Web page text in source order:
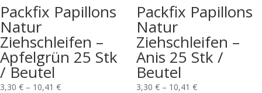
Packfix Papillons
Natur
Ziehschleifen –
Apfelgrün 25 Stk
/ Beutel
3,30 € – 10,41 €
Packfix Papillons
Natur
Ziehschleifen –
Anis 25 Stk /
Beutel
3,30 €– 10,41 €